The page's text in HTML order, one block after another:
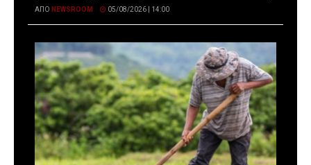
ΑΠΌ NEWSROOM 05/08/2026 | 14:00